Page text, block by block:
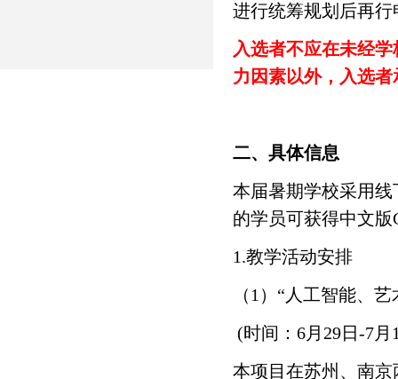
进行统筹规划后再行
入选者不应在未经
力因素以外，入选
二、具体信息
本届暑期学校采用
的学员可获得中文
1.教学活动安排
（1）“人工智能、
(时间：6月29日-7
本项目在苏州、南